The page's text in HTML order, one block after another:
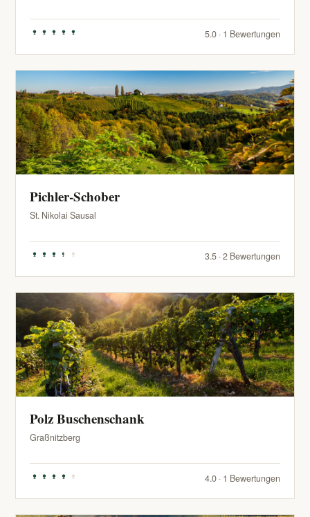
5.0 · 1 Bewertungen
Pichler-Schober
St. Nikolai Sausal
3.5 · 2 Bewertungen
Polz Buschenschank
Graßnitzberg
4.0 · 1 Bewertungen